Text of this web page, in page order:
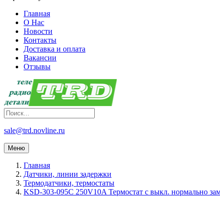
Главная
О Нас
Новости
Контакты
Доставка и оплата
Вакансии
Отзывы
sale@trd.novline.ru
Меню
Главная
Датчики, линии задержки
Термодатчики, термостаты
KSD-303-095C 250V10A Термостат с выкл. нормально